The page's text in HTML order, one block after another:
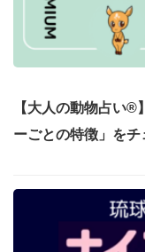
【大人の動物占い®
ーごとの特徴」をチ